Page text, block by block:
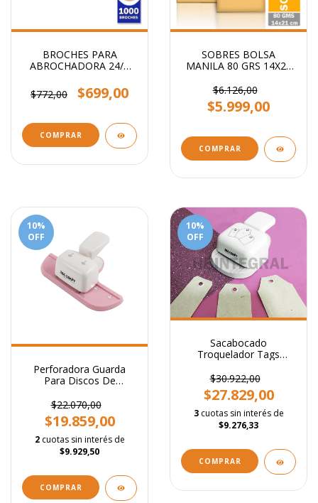
BROCHES PARA
ABROCHADORA 24/6
$772,00
$699,00
COMPRAR
SOBRES BOLSA
MANILA 80 GRS 14X21
$6.126,00
$5.999,00
COMPRAR
10%
OFF
Perforadora Guarda
Para Discos De
$22.070,00
$19.859,00
2 cuotas sin interés de
$9.929,50
10%
OFF
Sacabocado
Troquelador Tags
Regulable
$30.922,00
$27.829,00
3 cuotas sin interés de
$9.276,33
COMPRAR